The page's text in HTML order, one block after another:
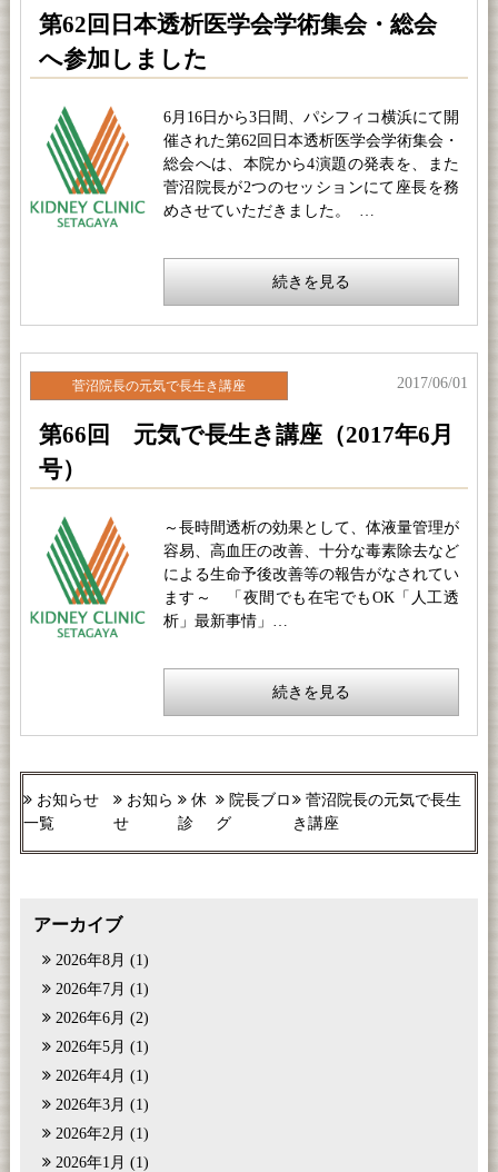
第62回日本透析医学会学術集会・総会
へ参加しました
6月16日から3日間、パシフィコ横浜にて開
催された第62回日本透析医学会学術集会・
総会へは、本院から4演題の発表を、また
菅沼院長が2つのセッションにて座長を務
めさせていただきました。 …
続きを見る
第66回 元気で長生き講座（2017年6月
号）
菅沼院長の元気で長生き講座 2017/06/01
～長時間透析の効果として、体液量管理が
容易、高血圧の改善、十分な毒素除去など
による生命予後改善等の報告がなされてい
ます～ 「夜間でも在宅でもOK「人工透
析」最新事情」…
続きを見る
お知らせ
一覧
休
診
菅沼院長の元気で長生
き講座
院長ブロ
グ
お知ら
せ
アーカイブ
2026年8月 (1)
2026年7月 (1)
2026年6月 (2)
2026年5月 (1)
2026年4月 (1)
2026年3月 (1)
2026年2月 (1)
2026年1月 (1)